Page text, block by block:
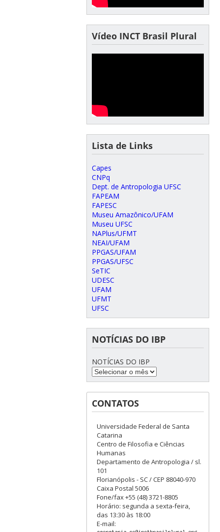
Vídeo INCT Brasil Plural
Lista de Links
Capes
CNPq
Dept. de Antropologia UFSC
FAPEAM
FAPESC
Museu Amazônico/UFAM
Museu UFSC
NAPlus/UFMT
NEAI/UFAM
PPGAS/UFAM
PPGAS/UFSC
SeTIC
UDESC
UFAM
UFMT
UFSC
NOTÍCIAS DO IBP
NOTÍCIAS DO IBP
CONTATOS
Universidade Federal de Santa
Catarina
Centro de Filosofia e Ciências
Humanas
Departamento de Antropologia / sl.
101
Florianópolis - SC / CEP 88040-970
Caixa Postal 5006
Fone/fax +55 (48) 3721-8805
Horário: segunda a sexta-feira,
das 13:30 às 18:00
E-mail: